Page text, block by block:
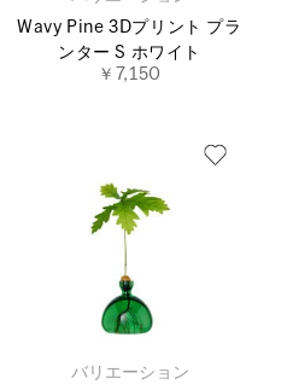
Wavy Pine 3Dプリント プラ
ンター S ホワイト
￥7,150
バリエーション